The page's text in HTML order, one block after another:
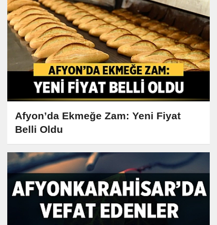
Afyon’da Ekmeğe Zam: Yeni Fiyat
Belli Oldu